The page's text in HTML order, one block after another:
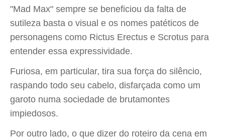
"Mad Max" sempre se beneficiou da falta de
sutileza basta o visual e os nomes patéticos de
personagens como Rictus Erectus e Scrotus para
entender essa expressividade.
Furiosa, em particular, tira sua força do silêncio,
raspando todo seu cabelo, disfarçada como um
garoto numa sociedade de brutamontes
impiedosos.
Por outro lado, o que dizer do roteiro da cena em